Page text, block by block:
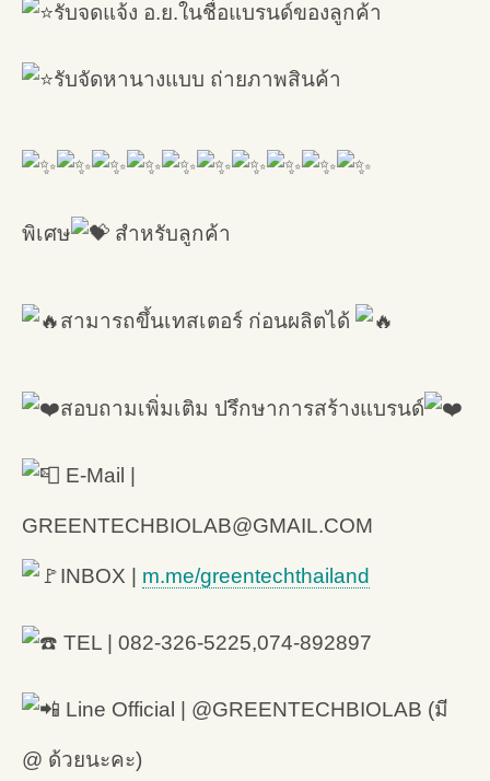
รับจดแจ้ง อ.ย.ในชื่อแบรนด์ของลูกค้า
รับจัดหานางแบบ ถ่ายภาพสินค้า
พิเศษ สำหรับลูกค้า
สามารถขึ้นเทสเตอร์ ก่อนผลิตได้
สอบถามเพิ่มเติม ปรึกษาการสร้างแบรนด์
E-Mail |
GREENTECHBIOLAB@GMAIL.COM
INBOX | m.me/greentechthailand
TEL | 082-326-5225,074-892897
Line Official | @GREENTECHBIOLAB (มี
@ ด้วยนะคะ)